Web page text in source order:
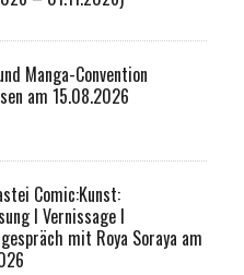
Manga-Convention
am 15.08.2026
Comic:Kunst:
I Vernissage I
mit Roya Soraya am